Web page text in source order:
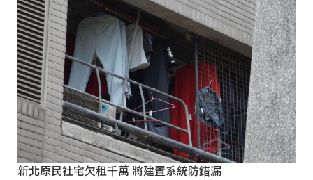
新北原民社宅欠租千萬 將建置系統防錯漏